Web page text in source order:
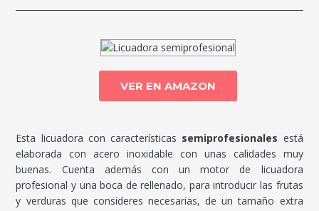
VER EN AMAZON
Esta licuadora con características semiprofesionales está
elaborada con acero inoxidable con unas calidades muy
buenas. Cuenta además con un motor de licuadora
profesional y una boca de rellenado, para introducir las frutas
y verduras que consideres necesarias, de un tamaño extra